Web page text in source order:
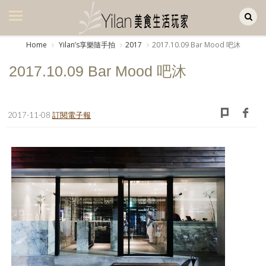
美食集
生活風
書房集
日記簿
餐桌週記
享樂隨手拍
Home Yilanʼs享樂隨手拍 2017 2017.10.09 Bar Mood 吧沐
2017.10.09 Bar Mood 吧沐
2017-11-08 訂閱電子報